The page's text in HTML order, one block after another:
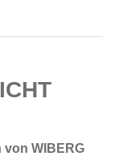
WIBERG